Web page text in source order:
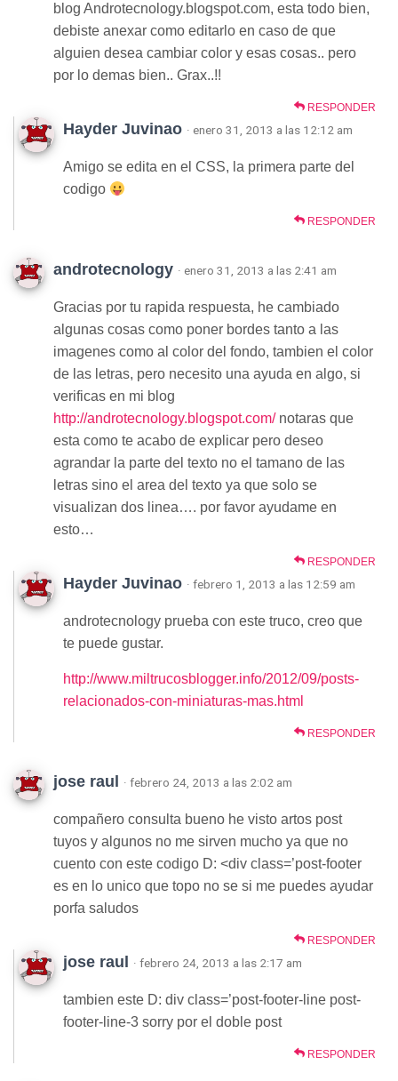
blog Androtecnology.blogspot.com, esta todo bien,
debiste anexar como editarlo en caso de que
alguien desea cambiar color y esas cosas.. pero
por lo demas bien.. Grax..!!
RESPONDER
Hayder Juvinao · enero 31, 2013 a las 12:12 am
Amigo se edita en el CSS, la primera parte del
codigo
RESPONDER
androtecnology · enero 31, 2013 a las 2:41 am
Gracias por tu rapida respuesta, he cambiado
algunas cosas como poner bordes tanto a las
imagenes como al color del fondo, tambien el color
de las letras, pero necesito una ayuda en algo, si
verificas en mi blog
http://androtecnology.blogspot.com/notaras que
esta como te acabo de explicar pero deseo
agrandar la parte del texto no el tamano de las
letras sino el area del texto ya que solo se
visualizan dos linea…. por favor ayudame en
esto…
RESPONDER
Hayder Juvinao · febrero 1, 2013 a las 12:59 am
androtecnology prueba con este truco, creo que
te puede gustar.
http://www.miltrucosblogger.info/2012/09/posts-
relacionados-con-miniaturas-mas.html
RESPONDER
jose raul · febrero 24, 2013 a las 2:02 am
compañero consulta bueno he visto artos post
tuyos y algunos no me sirven mucho ya que no
cuento con este codigo D: <div class=’post-footer
es en lo unico que topo no se si me puedes ayudar
porfa saludos
RESPONDER
jose raul · febrero 24, 2013 a las 2:17 am
tambien este D: div class=’post-footer-line post-
footer-line-3 sorry por el doble post
RESPONDER